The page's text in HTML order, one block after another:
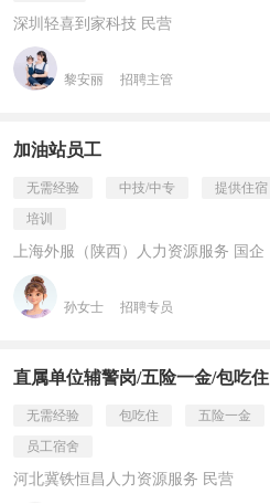
深圳轻喜到家科技 民营
黎安丽 招聘主管
加油站员工
无需经验 中技/中专 提供住宿
培训
上海外服（陕西）人力资源服务 国企
孙女士 招聘专员
直属单位辅警岗/五险一金/包吃住
无需经验 包吃住 五险一金
员工宿舍
河北冀铁恒昌人力资源服务 民营